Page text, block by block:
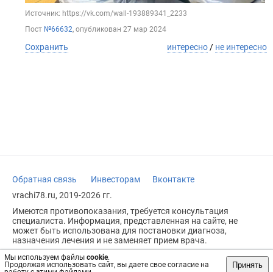
Мы используем файлы cookie.
Продолжая использовать сайт, вы даете свое согласие на
Принять
Источник: https://vk.com/wall-193889341_2233
Пост №66632, опубликован 27 мар 2024
Сохранить интересно / не интересно
Обратная связь Инвесторам
Вконтакте
vrachi78.ru, 2019-2026 гг.
Имеются противопоказания, требуется консультация
специалиста. Информация, представленная на сайте, не
может быть использована для постановки диагноза,
назначения лечения и не заменяет прием врача.
Возрастное ограничение: 18+